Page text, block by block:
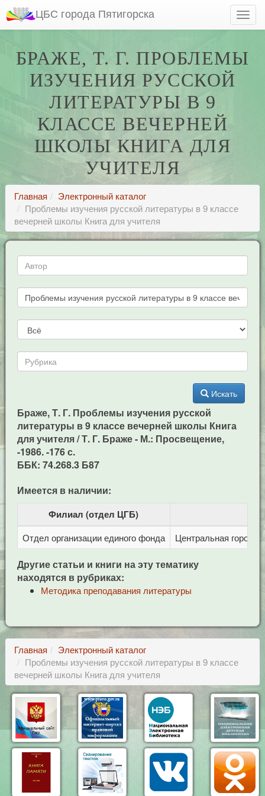
ЦБС города Пятигорска
БРАЖЕ, Т. Г. ПРОБЛЕМЫ
ИЗУЧЕНИЯ РУССКОЙ
ЛИТЕРАТУРЫ В 9
КЛАССЕ ВЕЧЕРНЕЙ
ШКОЛЫ КНИГА ДЛЯ
УЧИТЕЛЯ
Главная
Электронный каталог
Проблемы изучения русской литературы в 9 классе
вечерней школы Книга для учителя
Искать
Браже, Т. Г. Проблемы изучения русской
литературы в 9 классе вечерней школы Книга
для учителя / Т. Г. Браже - М.: Просвещение,
-1986. -176 с.
ББК: 74.268.3 Б87
Имеется в наличии:
Филиал (отдел ЦГБ)
Отдел организации единого фонда Центральная
Другие статьи и книги на эту тематику
находятся в рубриках:
Методика преподавания литературы
Главная
Электронный каталог
Проблемы изучения русской литературы в 9 классе
вечерней школы Книга для учителя